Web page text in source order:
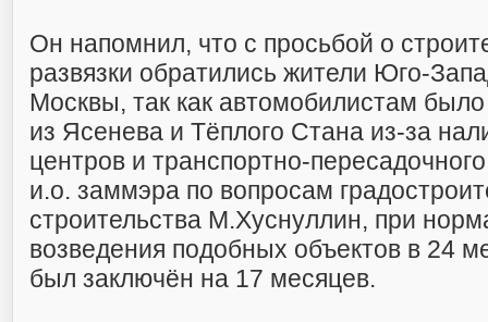
Он напомнил, что с просьбой о
развязки обратились жители Юго-
Москвы, так как автомобилистам
из Ясенева и Тёплого Стана из-за
центров и транспортно-
и.о. заммэра по вопросам
строительства М.Хуснуллин, при
возведения подобных объектов в 24
был заключён на 17 месяцев.